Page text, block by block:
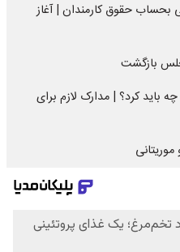
با واریزی 4 میلیونی بحساب حقوق کارمندان | آغاز
بازگشت
باید کرد؟ | مدارک لازم برای